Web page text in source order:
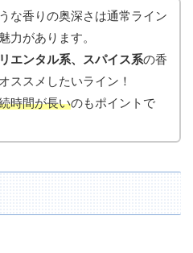
な香りの奥深さは通常ライン
力があります。
エンタル系、スパイス系の香
ススメしたいライン！
時間が長いのもポイントで